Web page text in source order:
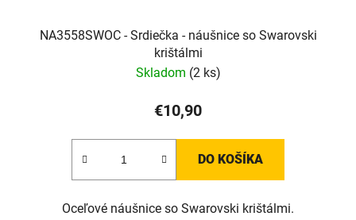
NA3558SWOC - Srdiečka - náušnice so Swarovski
krištálmi
Skladom (2 ks)
€10,90
DO KOŠÍKA
Oceľové náušnice so Swarovski krištálmi.